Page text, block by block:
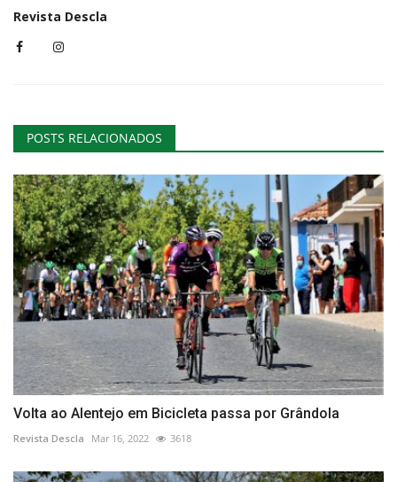
Revista Descla
POSTS RELACIONADOS
Volta ao Alentejo em Bicicleta passa por Grândola
Revista Descla Mar 16, 2022 3618